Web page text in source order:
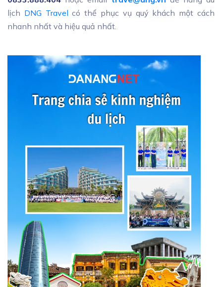
lịch DNG Travel có thể phục vụ quý khách một cách
nhanh nhất và hiệu quả nhất.